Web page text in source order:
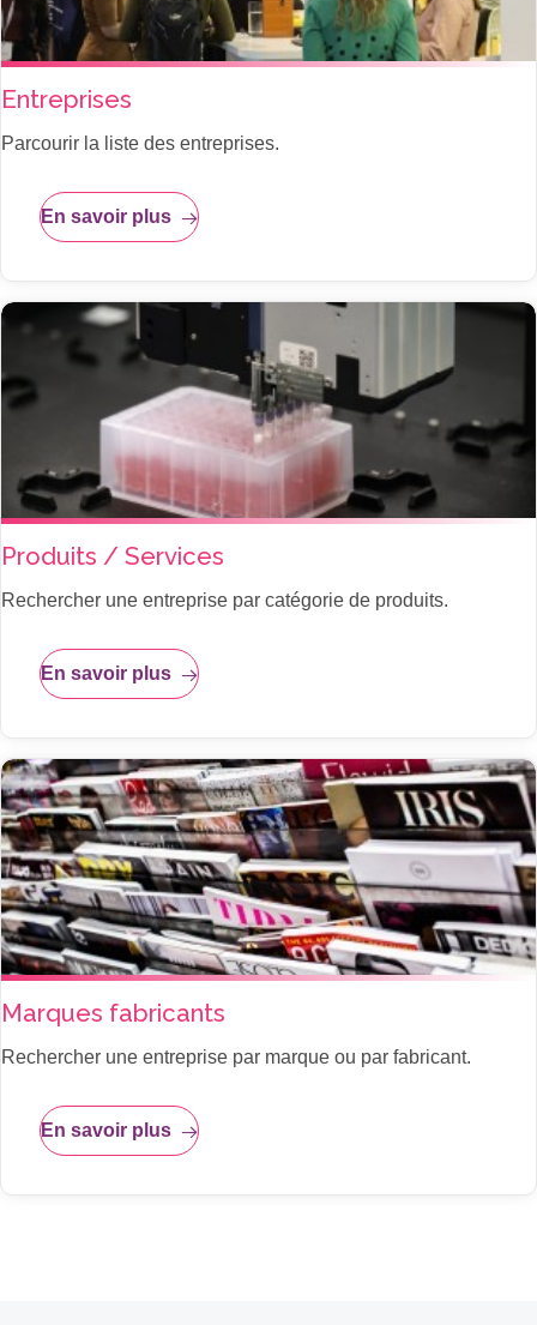
Entreprises
Parcourir la liste des entreprises.
En savoir plus
Produits / Services
Rechercher une entreprise par catégorie de produits.
En savoir plus
Marques fabricants
Rechercher une entreprise par marque ou par fabricant.
En savoir plus